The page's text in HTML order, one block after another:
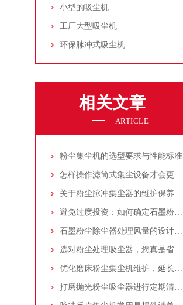
小型的吸尘机
工厂大型吸尘机
环保脉冲式吸尘机
相关文章
ARTICLE
粉尘集尘机的选型要求与性能标准
怎样操作滤筒式集尘设备才会更安全
关于粉尘脉冲集尘器的维护保养问题
避免过度投资：如何确定石墨粉尘除尘器的合理价格区间
石墨粉尘除尘器处理风量的设计，你了解多少
选对粉尘处理吸尘器，您真是省了很多事！
优化磨床粉尘集尘机维护，延长设备寿命
打磨抛光粉尘吸尘器进行定期清理的重要性